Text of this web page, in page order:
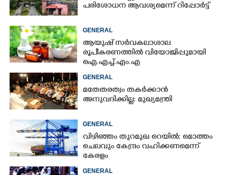
പരിശോധന ആവശ്യമെന്ന് റിപ്പോർട്ട്
GENERAL
ആയുഷ് സർവകലാശാല
രൂപീകരണത്തിൽ വിയോജിപ്പുമായി
ഐ.എച്ച്.എം.എ
GENERAL
മതേതരത്വം തകർക്കാൻ
അനുവദിക്കില്ല: മുഖ്യമന്ത്രി
GENERAL
വിഴിഞ്ഞം തുറമുഖ റെയിൽ: മൊത്തം
ചെലവും കേന്ദ്രം വഹിക്കണമെന്ന്
കേരളം
GENERAL